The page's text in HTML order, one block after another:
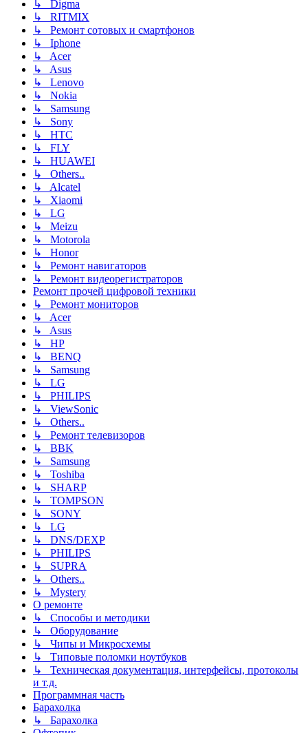
↳ Digma
↳ RITMIX
↳ Ремонт сотовых и смартфонов
↳ Iphone
↳ Acer
↳ Asus
↳ Lenovo
↳ Nokia
↳ Samsung
↳ Sony
↳ HTC
↳ FLY
↳ HUAWEI
↳ Others..
↳ Alcatel
↳ Xiaomi
↳ LG
↳ Meizu
↳ Motorola
↳ Honor
↳ Ремонт навигаторов
↳ Ремонт видеорегистраторов
Ремонт прочей цифровой техники
↳ Ремонт мониторов
↳ Acer
↳ Asus
↳ HP
↳ BENQ
↳ Samsung
↳ LG
↳ PHILIPS
↳ ViewSonic
↳ Others..
↳ Ремонт телевизоров
↳ BBK
↳ Samsung
↳ Toshiba
↳ SHARP
↳ TOMPSON
↳ SONY
↳ LG
↳ DNS/DEXP
↳ PHILIPS
↳ SUPRA
↳ Others..
↳ Mystery
О ремонте
↳ Способы и методики
↳ Оборудование
↳ Чипы и Микросхемы
↳ Типовые поломки ноутбуков
↳ Техническая документация, интерфейсы, протоколы
и т.д.
Программная часть
Барахолка
↳ Барахолка